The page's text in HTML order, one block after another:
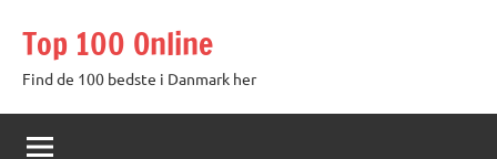
indhold
Top 100 Online
Find de 100 bedste i Danmark her